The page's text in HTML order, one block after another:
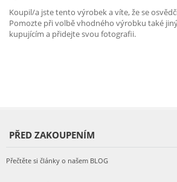
Koupil/a jste tento výrobek a víte, že se
Pomozte při volbě vhodného výrobku také
kupujícím a přidejte svou fotografii.
PŘED ZAKOUPENÍM
Přečtěte si články o našem BLOG